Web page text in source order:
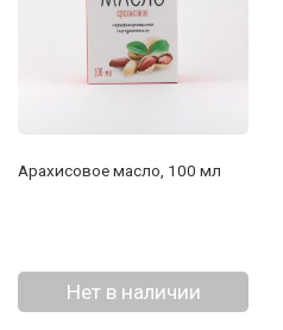
Арахисовое масло, 100 мл
Нет в наличии